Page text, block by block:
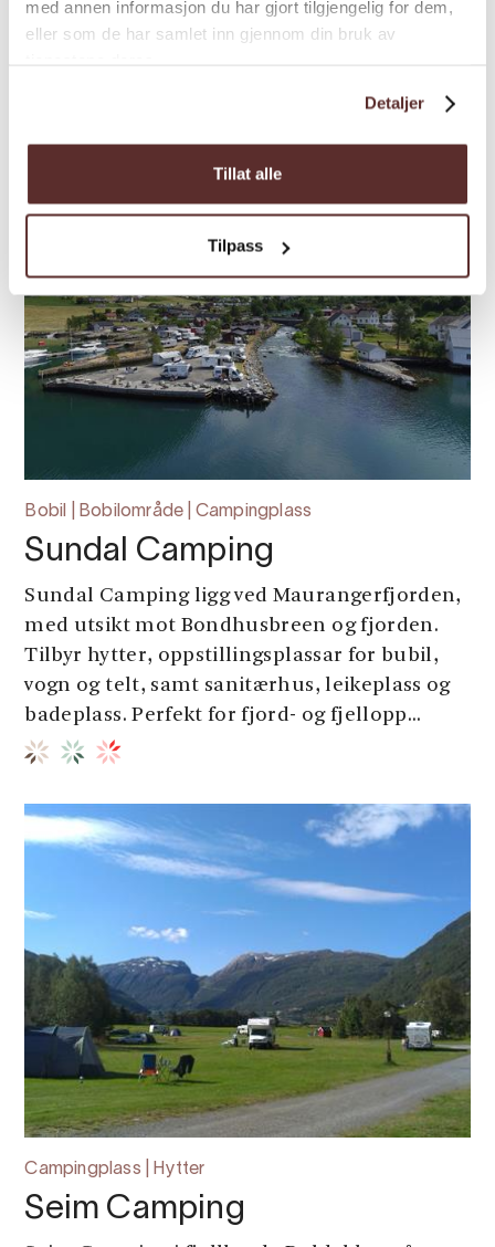
med annen informasjon du har gjort tilgjengelig for dem,
eller som de har samlet inn gjennom din bruk av
Detaljer
Tillat alle
Tilpass
Nestunet er in idyllisk gard som ligg ved
Bobil | Bobilområde | Campingplass
Sundal Camping
Sundal Camping ligg ved Maurangerfjorden,
med utsikt mot Bondhusbreen og fjorden.
Tilbyr hytter, oppstillingsplassar for bubil,
vogn og telt, samt sanitærhus, leikeplass og
badeplass. Perfekt for fjord- og fjellopp...
Campingplass | Hytter
Seim Camping